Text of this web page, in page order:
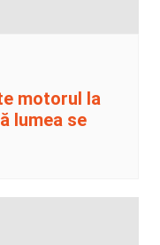
motorul la
lumea se